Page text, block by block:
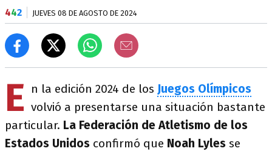
442 JUEVES 08 DE AGOSTO DE 2024
E n la edición 2024 de los Juegos Olímpicos
volvió a presentarse una situación bastante
particular. La Federación de Atletismo de los
Estados Unidos confirmó que Noah Lyles se